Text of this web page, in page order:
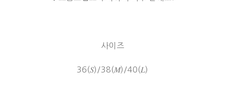
사이즈
36(𝑆)/38(𝑀)/40(𝐿)